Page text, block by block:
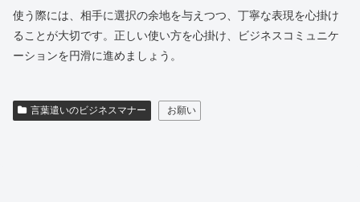
使う際には、相手に選択の余地を与えつつ、丁寧な表現を心掛け
ることが大切です。正しい使い方を心掛け、ビジネスコミュニケ
ーションを円滑に進めましょう。
言葉遣いのビジネスマナー お願い